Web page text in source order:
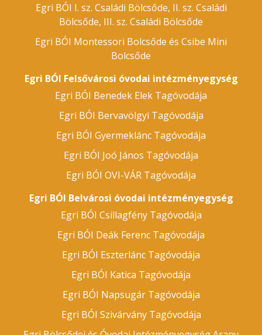
Egri BÓI I. sz. Családi Bölcsőde, II. sz. Családi
Bölcsőde, III. sz. Családi Bölcsőde
Egri BÓI Montessori Bolcsőde és Csibe Mini
Bolcsőde
Egri BÓI Felsővárosi óvodai intézményegység
Egri BÓI Benedek Elek Tagóvodája
Egri BÓI Bervavölgyi Tagóvodája
Egri BÓI Gyermeklánc Tagóvodája
Egri BÓI Joó János Tagóvodája
Egri BÓI OVI-VÁR Tagóvodája
Egri BÓI Belvárosi óvodai intézményegység
Egri BÓI Csillagfény Tagóvodája
Egri BÓI Deák Ferenc Tagóvodája
Egri BÓI Eszterlánc Tagóvodája
Egri BÓI Katica Tagóvodája
Egri BÓI Napsugár Tagóvodája
Egri BÓI Szivárvány Tagóvodája